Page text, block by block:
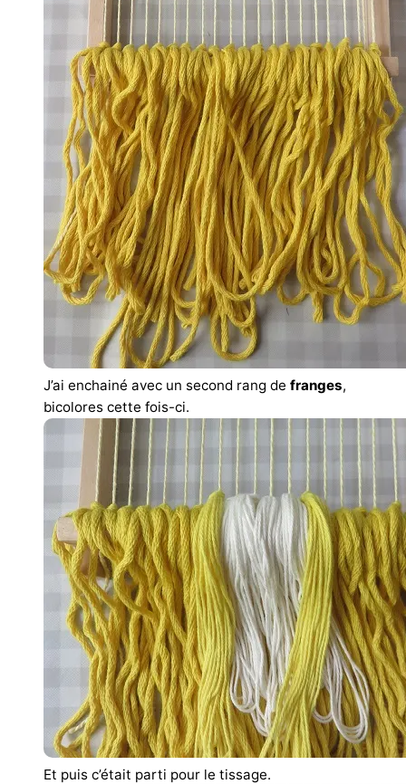
J’ai enchainé avec un second rang de franges,
bicolores cette fois-ci.
Et puis c’était parti pour le tissage.